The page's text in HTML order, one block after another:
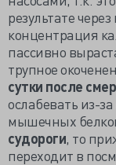
результате
концентрация
пассивно
трупное
сутки после
ослабевать из-
мышечных
судороги, то
переходит в